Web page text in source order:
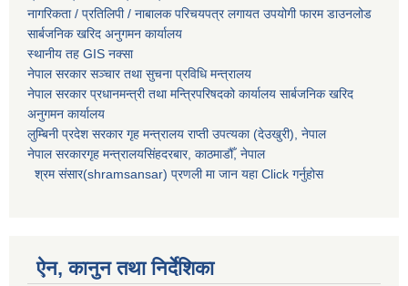
नागरिकता / प्रतिलिपी / नाबालक परिचयपत्र लगायत उपयोगी फारम डाउनलोड
सार्बजनिक खरिद अनुगमन कार्यालय
स्थानीय तह GIS नक्सा
नेपाल सरकारसञ्चार तथा सुचना प्रविधि मन्त्रालय
नेपाल सरकार प्रधानमन्त्री तथा मन्त्रिपरिषदको कार्यालय सार्बजनिक खरिद
अनुगमन कार्यालय
लुम्बिनी प्रदेश सरकार गृह मन्त्रालय राप्ती उपत्यका (देउखुरी), नेपाल
नेपाल सरकारगृह मन्त्रालयसिंहदरबार, काठमाडौँ, नेपाल
श्रम संसार(shramsansar) प्रणली मा जान यहा Click गर्नुहोस
ऐन, कानुन तथा निर्देशिका